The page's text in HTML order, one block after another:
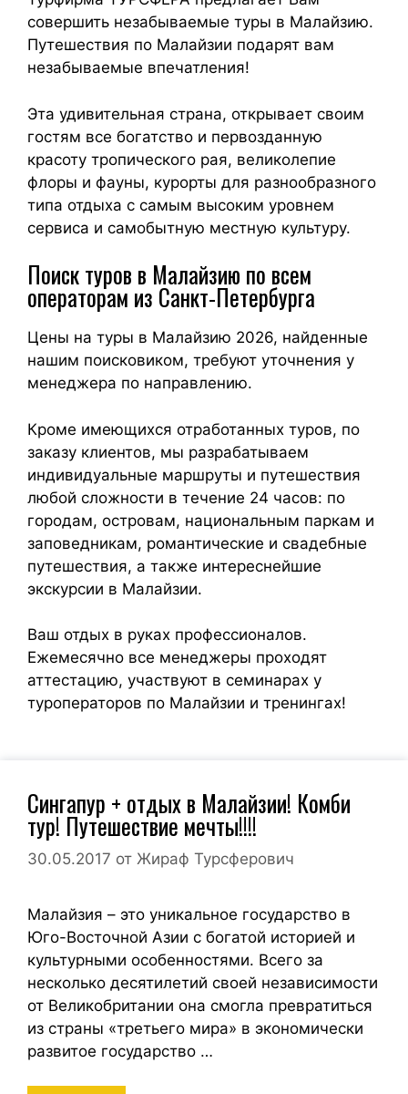
совершить незабываемые туры в Малайзию.
Путешествия по Малайзии подарят вам
незабываемые впечатления!
Эта удивительная страна, открывает своим
гостям все богатство и первозданную
красоту тропического рая, великолепие
флоры и фауны, курорты для разнообразного
типа отдыха с самым высоким уровнем
сервиса и самобытную местную культуру.
Поиск туров в Малайзию по всем
операторам из Санкт-Петербурга
Цены на туры в Малайзию 2026, найденные
нашим поисковиком, требуют уточнения у
менеджера по направлению.
Кроме имеющихся отработанных туров, по
заказу клиентов, мы разрабатываем
индивидуальные маршруты и путешествия
любой сложности в течение 24 часов: по
городам, островам, национальным паркам и
заповедникам, романтические и свадебные
путешествия, а также интереснейшие
экскурсии в Малайзии.
Ваш отдых в руках профессионалов.
Ежемесячно все менеджеры проходят
аттестацию, участвуют в семинарах у
туроператоров по Малайзии и тренингах!
Сингапур + отдых в Малайзии! Комби
тур! Путешествие мечты!!!!
30.05.2017 от Жираф Турсферович
Малайзия – это уникальное государство в
Юго-Восточной Азии с богатой историей и
культурными особенностями. Всего за
несколько десятилетий своей независимости
от Великобритании она смогла превратиться
из страны «третьего мира» в экономически
развитое государство …